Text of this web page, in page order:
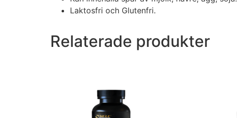
Laktosfri och Glutenfri.
Relaterade produkter